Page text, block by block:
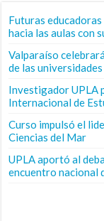
Futuras
hacia las aulas con
Valparaíso
de las
Investigador UPLA
Internacional de
Curso impulsó el
Ciencias del Mar
UPLA aportó al
encuentro nacional